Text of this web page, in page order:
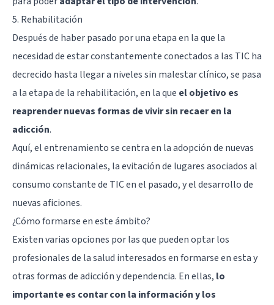
5. Rehabilitación
Después de haber pasado por una etapa en la que la
necesidad de estar constantemente conectados a las TIC ha
decrecido hasta llegar a niveles sin malestar clínico, se pasa
a la etapa de la rehabilitación, en la que el objetivo es
reaprender nuevas formas de vivir sin recaer en la
adicción.
Aquí, el entrenamiento se centra en la adopción de nuevas
dinámicas relacionales, la evitación de lugares asociados al
consumo constante de TIC en el pasado, y el desarrollo de
nuevas aficiones.
¿Cómo formarse en este ámbito?
Existen varias opciones por las que pueden optar los
profesionales de la salud interesados en formarse en esta y
otras formas de adicción y dependencia. En ellas, lo
importante es contar con la información y los